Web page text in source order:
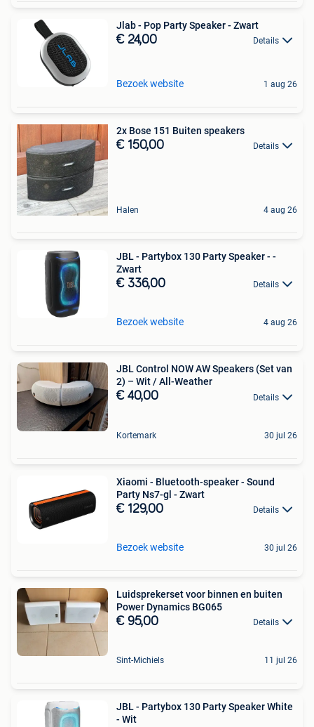
Jlab - Pop Party Speaker - Zwart
€ 24,00 Details
Bezoek website 1 aug 26
2x Bose 151 Buiten speakers
€ 150,00 Details
Halen 4 aug 26
JBL - Partybox 130 Party Speaker - -
Zwart
€ 336,00 Details
Bezoek website 4 aug 26
JBL Control NOW AW Speakers (Set van
2) – Wit / All-Weather
€ 40,00 Details
Kortemark 30 jul 26
Xiaomi - Bluetooth-speaker - Sound
Party Ns7-gl - Zwart
€ 129,00 Details
Bezoek website 30 jul 26
Luidsprekerset voor binnen en buiten
Power Dynamics BG065
€ 95,00 Details
Sint-Michiels 11 jul 26
JBL - Partybox 130 Party Speaker White
- Wit